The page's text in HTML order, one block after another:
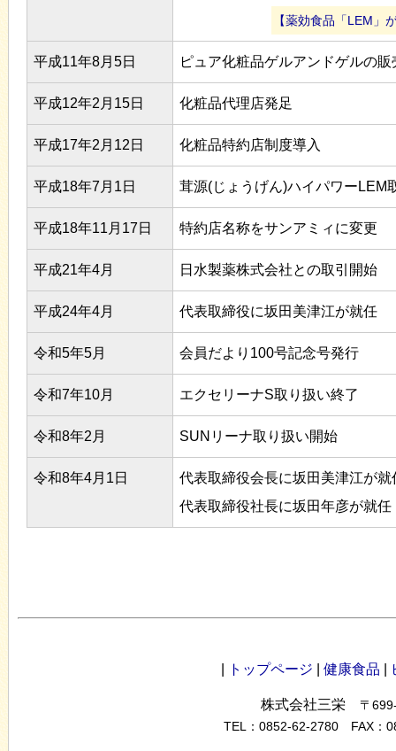
【薬効食品「LEM」
平成11年8月5日 ピュア化粧品ゲルアンドゲルの販
平成12年2月15日 化粧品代理店発足
平成17年2月12日 化粧品特約店制度導入
平成18年7月1日 茸源(じょうげん)ハイパワーLEM
平成18年11月17日 特約店名称をサンアミィに変更
平成21年4月 日水製薬株式会社との取引開始
平成24年4月 代表取締役に坂田美津江が就任
令和5年5月 会員だより100号記念号発行
令和7年10月 エクセリーナS取り扱い終了
令和8年2月 SUNリーナ取り扱い開始
令和8年4月1日
代表取締役会長に坂田美津江が就
代表取締役社長に坂田年彦が就任
トップページ 健康食品
株式会社三栄
〒
TEL：0852-62-2780 FAX：